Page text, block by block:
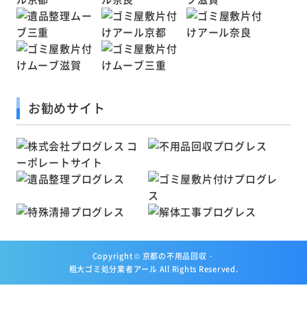
お勧めサイト
Copyright © 京都の不用品回収・
粗大ゴミ処分業者アール All Rights Reserved.